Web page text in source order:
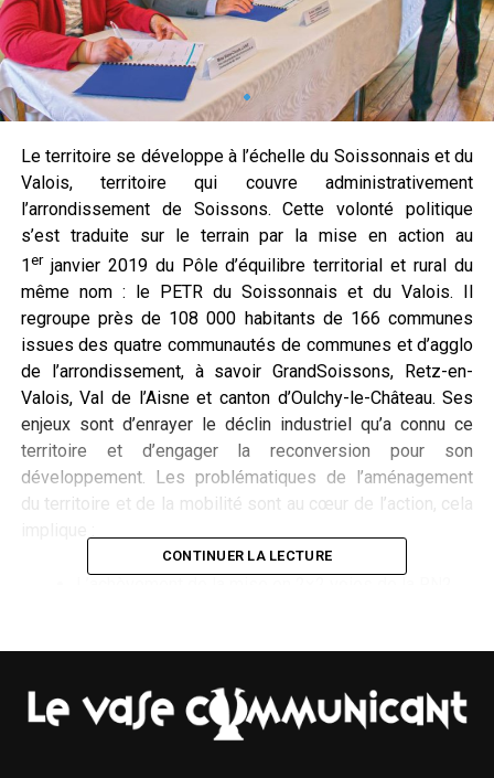
Le territoire se développe à l’échelle du Soissonnais et du
Valois, territoire qui couvre administrativement
l’arrondissement de Soissons. Cette volonté politique
s’est traduite sur le terrain par la mise en action au
1erjanvier 2019 du Pôle d’équilibre territorial et rural du
même nom : le PETR du Soissonnais et du Valois. Il
regroupe près de 108 000 habitants de 166 communes
issues des quatre communautés de communes et d’agglo
de l’arrondissement, à savoir GrandSoissons, Retz-en-
Valois, Val de l’Aisne et canton d’Oulchy-le-Château. Ses
enjeux sont d’enrayer le déclin industriel qu’a connu ce
territoire et d’engager la reconversion pour son
développement. Les problématiques de l’aménagement
du territoire et de la mobilité sont au cœur de l’action, cela
l’électrification de la ligne P La Ferté-Milon – Paris.
L’interconnexion ferroviaire à Roissy par la
réalisation du projet de « la virgule », c’est-à-dire le
branchement de 1,5 km pour relier la ligne vers
CONTINUER LA LECTURE